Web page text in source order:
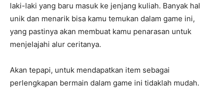
laki-laki yang baru masuk ke jenjang kuliah. Banyak hal
unik dan menarik bisa kamu temukan dalam game ini,
yang pastinya akan membuat kamu penarasan untuk
menjelajahi alur ceritanya.
Akan tepapi, untuk mendapatkan item sebagai
perlengkapan bermain dalam game ini tidaklah mudah.